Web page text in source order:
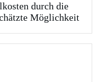
durch die
Möglichkeit